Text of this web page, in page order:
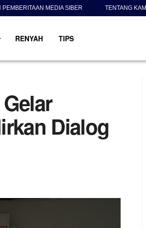
PEMBERITAAN MEDIA SIBER TENTANG KAMI
RENYAH TIPS
Dialog